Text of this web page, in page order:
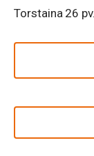
Torstaina 26 pv.